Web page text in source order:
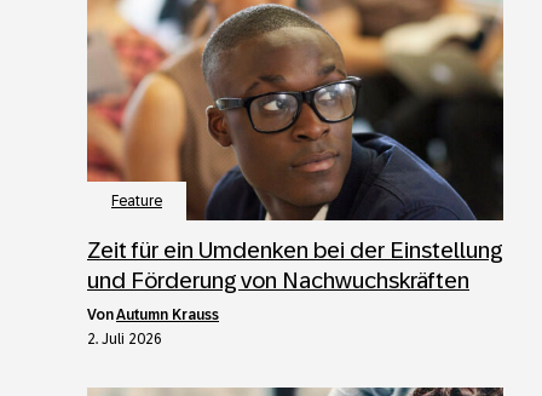
Feature
Zeit für ein Umdenken bei der Einstellung
und Förderung von Nachwuchskräften
vonAutumn Krauss
2. Juli 2026